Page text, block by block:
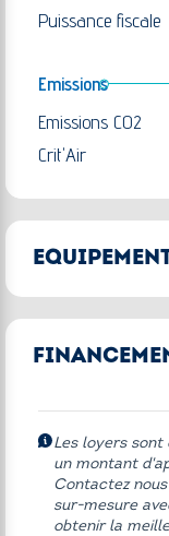
Puissance fiscale
Emissions
Emissions CO2
Crit'Air
* 211 John Cooper
Bequille centrale
Bulle électrique
Kit passager
Les loyers sont
un montant
Contactez
sur-mesure
obtenir la